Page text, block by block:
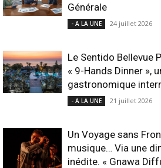
Générale
- A LA UNE 24 juillet 2026
Le Sentido Bellevue
« 9-Hands Dinner »,
gastronomique
- A LA UNE 21 juillet 2026
Un Voyage sans
musique… Via une
inédite. « Gnawa